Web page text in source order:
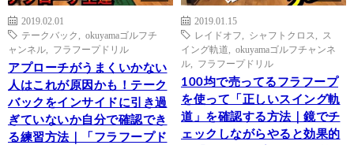
2019.02.01
テークバック
okuyamaゴルフチ
ャンネル
フラフープドリル
アプローチがうまくいかない
人はこれが原因かも！テーク
バックをインサイドに引き過
ぎていないか自分で確認でき
る練習方法｜「フラフープド
2019.01.15
レイドオフ
シャフトクロス
ス
イング軌道
okuyamaゴルフチャンネ
ル
フラフープドリル
100均で売ってるフラフープ
を使って「正しいスイング軌
道」を確認する方法｜鏡でチ
ェックしながらやると効果的